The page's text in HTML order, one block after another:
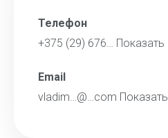
Телефон
+375 (29) 676… Показать
Email
vladim…@…com Показать